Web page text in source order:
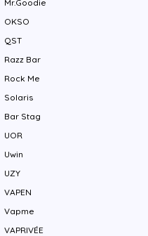
Mr.Goodie
OKSO
QST
Razz Bar
Rock Me
Solaris
Bar Stag
UOR
Uwin
UZY
VAPEN
Vapme
VAPRIVÉE